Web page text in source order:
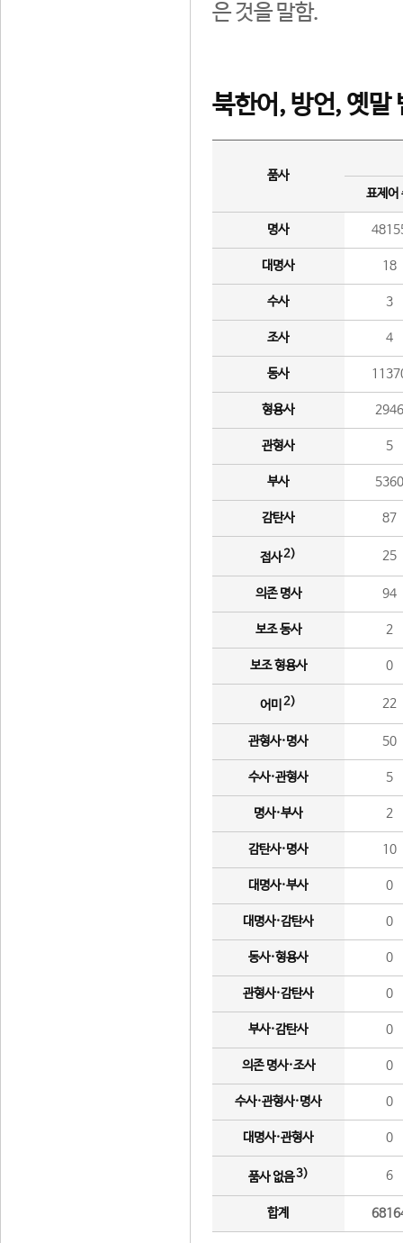
은 것을 말함.
북한어, 방언, 옛말
품사
표제어
명사
대명사 18
수사 3
조사 4
동사
형용사 2946
관형사 5
부사 5360
감탄사 87
접사2) 25
의존 명사 94
보조 동사 2
보조 형용사 0
어미 2) 22
관형사·명사 50
수사·관형사 5
명사·부사 2
감탄사·명사 10
대명사·부사 0
대명사·감탄사 0
동사·형용사 0
관형사·감탄사 0
부사·감탄사 0
의존 명사·조사 0
수사·관형사·명사 0
대명사·관형사 0
품사 없음3) 6
합계